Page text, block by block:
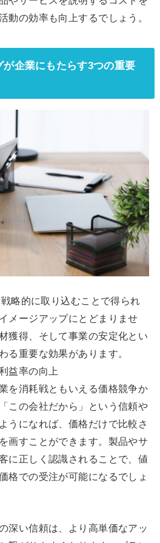
動の効率も向上するでしょう。
企業にもたらす3つの重要
略的に取り込むことで得られ
メージアップにとどまりませ
獲得、そして事業の安定化とい
る重要な効果があります。
益率の向上
を消耗戦ともいえる価格競争か
この会社だから」という信頼や
うになれば、価格だけで比較さ
画すことができます。製品やサ
に正しく認識されることで、値
格での受注が可能になるでしょ
深い信頼は、より高単価なアッ